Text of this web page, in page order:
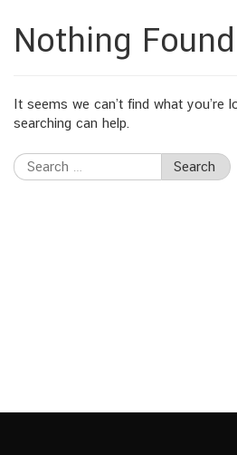
Nothing Found
It seems we can’t find what you’re
searching can help.
Search
for: